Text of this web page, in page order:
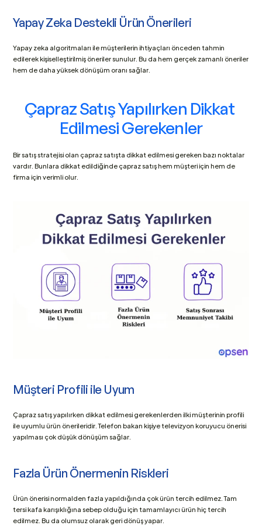
Yapay Zeka Destekli Ürün Önerileri
Yapay zeka algoritmaları ile müşterilerin ihtiyaçları önceden tahmin
edilerek kişiselleştirilmiş öneriler sunulur. Bu da hem gerçek zamanlı öneriler
hem de daha yüksek dönüşüm oranı sağlar.
Çapraz Satış Yapılırken Dikkat
Edilmesi Gerekenler
Bir satış stratejisi olan çapraz satışta dikkat edilmesi gereken bazı noktalar
vardır. Bunlara dikkat edildiğinde çapraz satış hem müşteri için hem de
firma için verimli olur.
Müşteri Profili ile Uyum
Çapraz satış yapılırken dikkat edilmesi gerekenlerden ilki müşterinin profili
ile uyumlu ürün önerileridir. Telefon bakan kişiye televizyon koruyucu önerisi
yapılması çok düşük dönüşüm sağlar.
Fazla Ürün Önermenin Riskleri
Ürün önerisi normalden fazla yapıldığında çok ürün tercih edilmez. Tam
tersi kafa karışıklığına sebep olduğu için tamamlayıcı ürün hiç tercih
edilmez. Bu da olumsuz olarak geri dönüş yapar.